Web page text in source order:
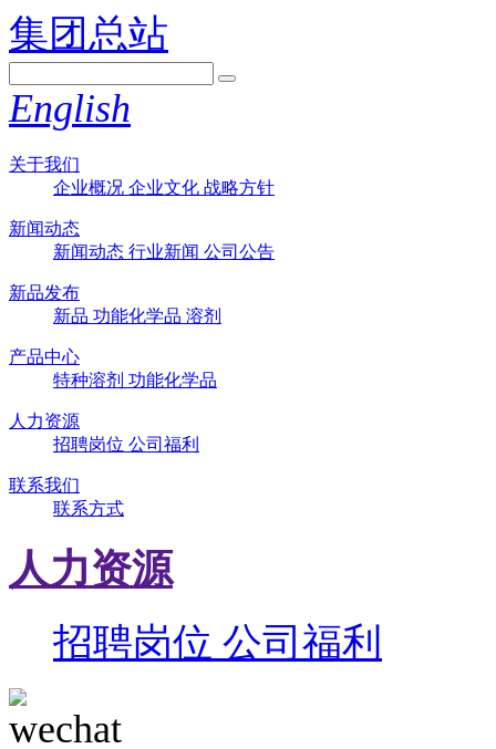
集团总站
English
关于我们
企业概况 企业文化 战略方针
新闻动态
新闻动态 行业新闻 公司公告
新品发布
新品 功能化学品 溶剂
产品中心
特种溶剂 功能化学品
人力资源
招聘岗位 公司福利
联系我们
联系方式
人力资源
招聘岗位 公司福利